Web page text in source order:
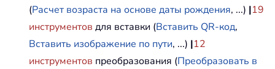
(Расчет возраста на основе даты рождения, ...) |19
инструментов для вставки (Вставить QR-код,
Вставить изображение по пути, ...) |12
инструментов преобразования (Преобразовать в